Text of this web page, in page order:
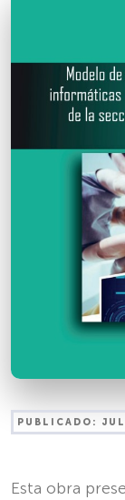
PUBLICADO:
Esta obra